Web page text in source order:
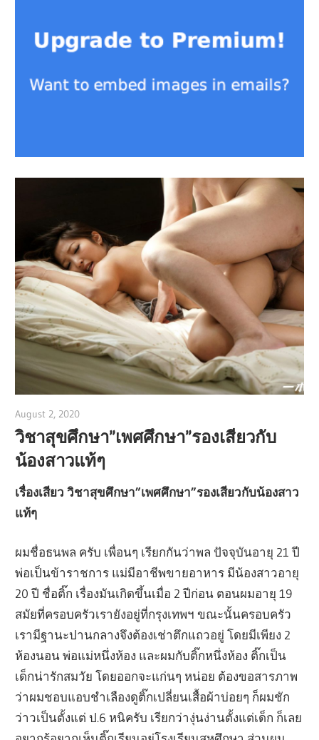
August 2, 2020
วิชาสุขศึกษา”เพศศึกษา”รองเสียวกับ
น้องสาวแท้ๆ
เรื่องเสียว วิชาสุขศึกษา”เพศศึกษา”รองเสียวกับน้องสาว
แท้ๆ
ผมชื่อธนพล ครับ เพื่อนๆ เรียกกันว่าพล ปัจจุบันอายุ 21 ปี
พ่อเป็นข้าราชการ แม่มีอาชีพขายอาหาร มีน้องสาวอายุ
20 ปี ชื่อติ๊ก เรื่องมันเกิดขึ้นเมื่อ 2 ปีก่อน ตอนผมอายุ 19
สมัยที่ครอบครัวเรายังอยู่ที่กรุงเทพฯ ขณะนั้นครอบครัว
เรามีฐานะปานกลางจึงต้องเช่าตึกแถวอยู่ โดยมีเพียง 2
ห้องนอน พ่อแม่หนึ่งห้อง และผมกับติ๊กหนึ่งห้อง ติ๊กเป็น
เด็กน่ารักสมวัย โดยออกจะแก่นๆ หน่อย ต้องขอสารภาพ
ว่าผมชอบแอบชำเลืองดูติ๊กเปลี่ยนเสื้อผ้าบ่อยๆ ก็ผมชัก
ว่าวเป็นตั้งแต่ ป.6 หนิครับ เรียกว่างุ่นง่านตั้งแต่เด็ก ก็เลย